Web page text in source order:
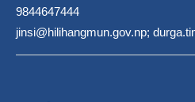
9844647444
jinsi@hilihangmun.gov.np;